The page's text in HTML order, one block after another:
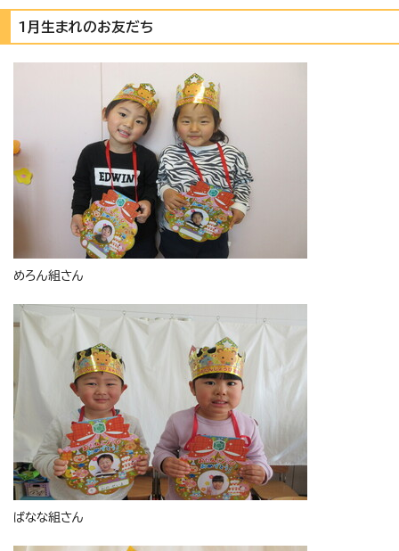
1月生まれのお友だち
めろん組さん
ばなな組さん